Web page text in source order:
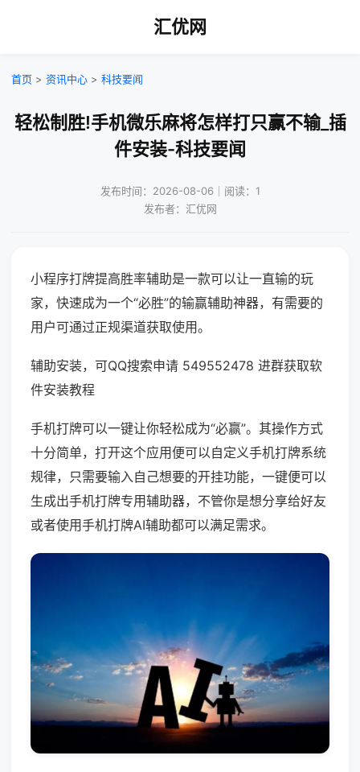
汇优网
首页 > 资讯中心 > 科技要闻
轻松制胜!手机微乐麻将怎样打只赢不输_插
件安装-科技要闻
发布时间：2026-08-06｜阅读：1
发布者：汇优网
小程序打牌提高胜率辅助是一款可以让一直输的玩
家，快速成为一个“必胜”的输赢辅助神器，有需要的
用户可通过正规渠道获取使用。
辅助安装，可QQ搜索申请 549552478 进群获取软
件安装教程
手机打牌可以一键让你轻松成为“必赢”。其操作方式
十分简单，打开这个应用便可以自定义手机打牌系统
规律，只需要输入自己想要的开挂功能，一键便可以
生成出手机打牌专用辅助器，不管你是想分享给好友
或者使用手机打牌AI辅助都可以满足需求。